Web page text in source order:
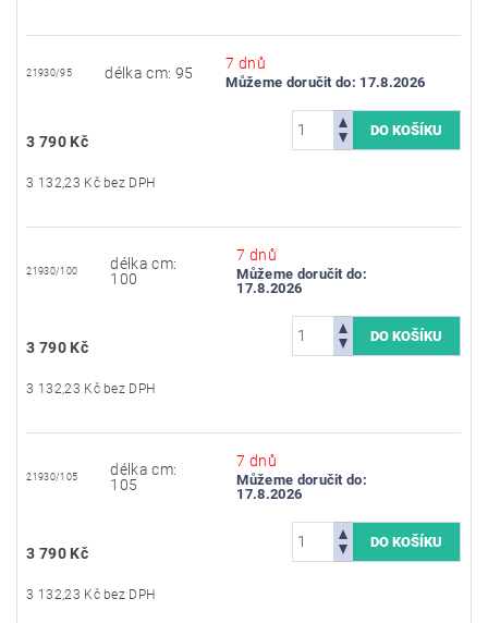
21930/95 délka cm: 95
7 dnů
Můžeme doručit do: 17.8.2026
3 790 Kč
3 132,23 Kč bez DPH
21930/100
délka cm:
100
7 dnů
Můžeme doručit do:
17.8.2026
3 790 Kč
3 132,23 Kč bez DPH
21930/105
délka cm:
105
7 dnů
Můžeme doručit do:
17.8.2026
3 790 Kč
3 132,23 Kč bez DPH